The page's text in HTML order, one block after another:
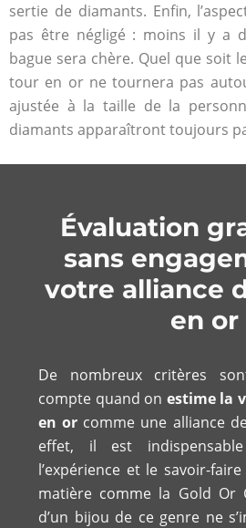
sertie de diamants. Enfin,
pas être négligé : moins il y a
bague sera chère. Quel que soit
tour en or ne tournera pas
ajustée à la taille de la
diamants apparaîtront toujours
Évaluation
sans
votre alliance
en or
De nombreux critères
compte quand on estime la
en or comme une alliance
effet, il est
l’expérience et le savoir-
matière comme la Gold Or
d’un bijou de ce genre ne